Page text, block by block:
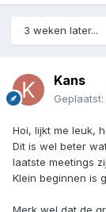
3 weken later...
Kans
Geplaatst:
Hoi, lijkt me leuk,
Dit is wel beter
laatste meetings
Klein beginnen is